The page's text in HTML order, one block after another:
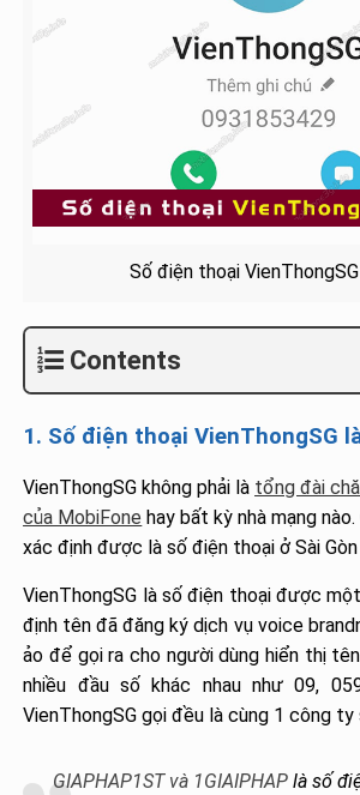
Số điện thoại
Contents
1. Số điện thoại VienThongSG
VienThongSG không phải là tổng đài
của MobiFone hay bất kỳ nhà mạng
xác định được là số điện thoại ở Sài Gòn
VienThongSG là số điện thoại được
định tên đã đăng ký dịch vụ voice
ảo để gọi ra cho người dùng hiển thị
nhiều đầu số khác nhau như 09,
VienThongSG gọi đều là cùng 1 công ty
GIAPHAP1ST và 1GIAIPHAP là số